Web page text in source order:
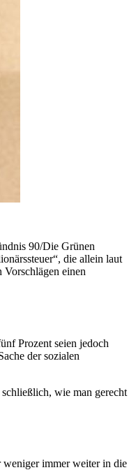
90/Die Grünen
die allein laut
einen
Prozent seien jedoch
der sozialen
wie man gerecht
weniger immer weiter in die